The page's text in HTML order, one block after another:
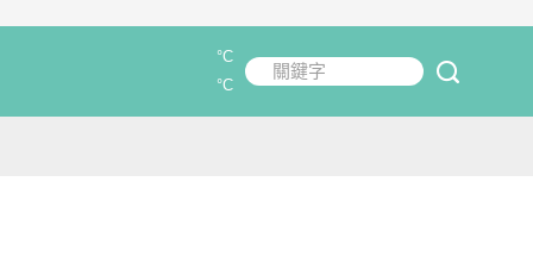
關鍵字
°C
°C